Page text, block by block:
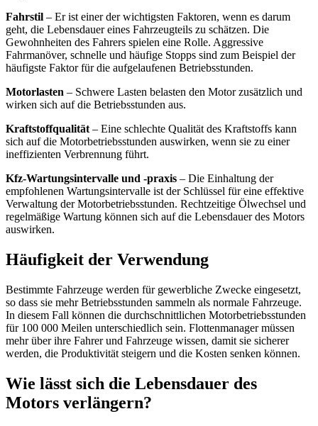
Fahrstil – Er ist einer der wichtigsten Faktoren, wenn es darum
geht, die Lebensdauer eines Fahrzeugteils zu schätzen. Die
Gewohnheiten des Fahrers spielen eine Rolle. Aggressive
Fahrmanöver, schnelle und häufige Stopps sind zum Beispiel der
häufigste Faktor für die aufgelaufenen Betriebsstunden.
Motorlasten – Schwere Lasten belasten den Motor zusätzlich und
wirken sich auf die Betriebsstunden aus.
Kraftstoffqualität– Eine schlechte Qualität des Kraftstoffs kann
sich auf die Motorbetriebsstunden auswirken, wenn sie zu einer
ineffizienten Verbrennung führt.
Kfz-Wartungsintervalle und -praxis – Die Einhaltung der
empfohlenen Wartungsintervalle ist der Schlüssel für eine effektive
Verwaltung der Motorbetriebsstunden. Rechtzeitige Ölwechsel und
regelmäßige Wartung können sich auf die Lebensdauer des Motors
auswirken.
Häufigkeit der Verwendung
Bestimmte Fahrzeuge werden für gewerbliche Zwecke eingesetzt,
so dass sie mehr Betriebsstunden sammeln als normale Fahrzeuge.
In diesem Fall können die durchschnittlichen Motorbetriebsstunden
für 100 000 Meilen unterschiedlich sein. Flottenmanager müssen
mehr über ihre Fahrer und Fahrzeuge wissen, damit sie sicherer
werden, die Produktivität steigern und die Kosten senken können.
Wie lässt sich die Lebensdauer des
Motors verlängern?